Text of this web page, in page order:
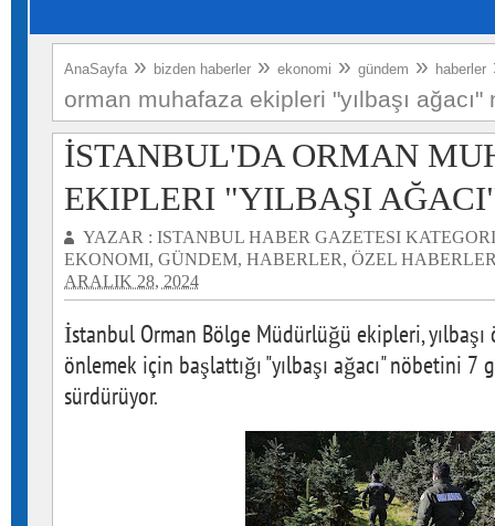
AnaSayfa » bizden haberler » ekonomi » gündem » haberler
orman muhafaza ekipleri "yılbaşı ağacı"
İSTANBUL'DA ORMAN
EKIPLERI "YILBAŞI
YAZAR : ISTANBUL HABER GAZETESI
EKONOMI, GÜNDEM, HABERLER, ÖZEL
ARALIK 28, 2024
İstanbul Orman Bölge Müdürlüğü ekipleri,
önlemek için başlattığı "yılbaşı ağacı" nöbetini 7
sürdürüyor.